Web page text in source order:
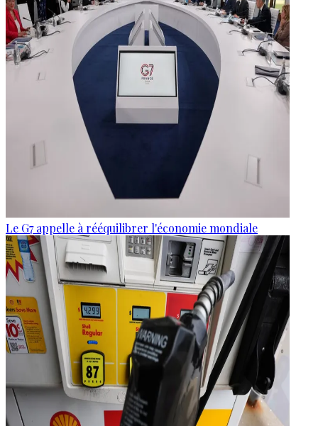
Le G7 appelle à rééquilibrer l'économie mondiale